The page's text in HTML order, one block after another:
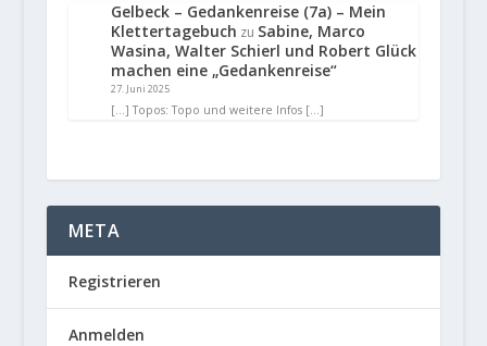
Gelbeck – Gedankenreise (7a) – Mein
Klettertagebuch zu Sabine, Marco
Wasina, Walter Schierl und Robert Glück
machen eine „Gedankenreise“
27. Juni 2025
[…] Topos: Topo und weitere Infos […]
META
Registrieren
Anmelden